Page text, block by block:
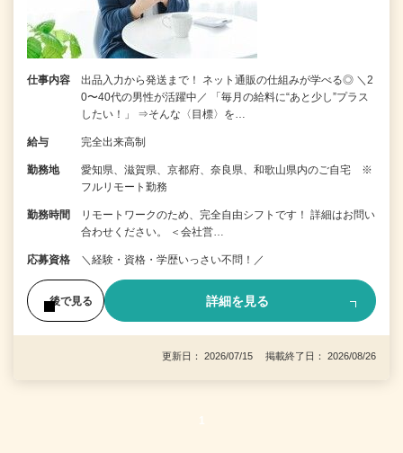
仕事内容
出品入力から発送まで！ ネット通販の仕組みが学べる◎ ＼2
0〜40代の男性が活躍中／ 「毎月の給料に“あと少し”プラス
したい！」 ⇒そんな〈目標〉を…
給与 完全出来高制
勤務地
愛知県、滋賀県、京都府、奈良県、和歌山県内のご自宅 ※
フルリモート勤務
勤務時間
リモートワークのため、完全自由シフトです！ 詳細はお問い
合わせください。 ＜会社営…
応募資格 ＼経験・資格・学歴いっさい不問！／
後で見る 詳細を見る
更新日： 2026/07/15 掲載終了日： 2026/08/26
1